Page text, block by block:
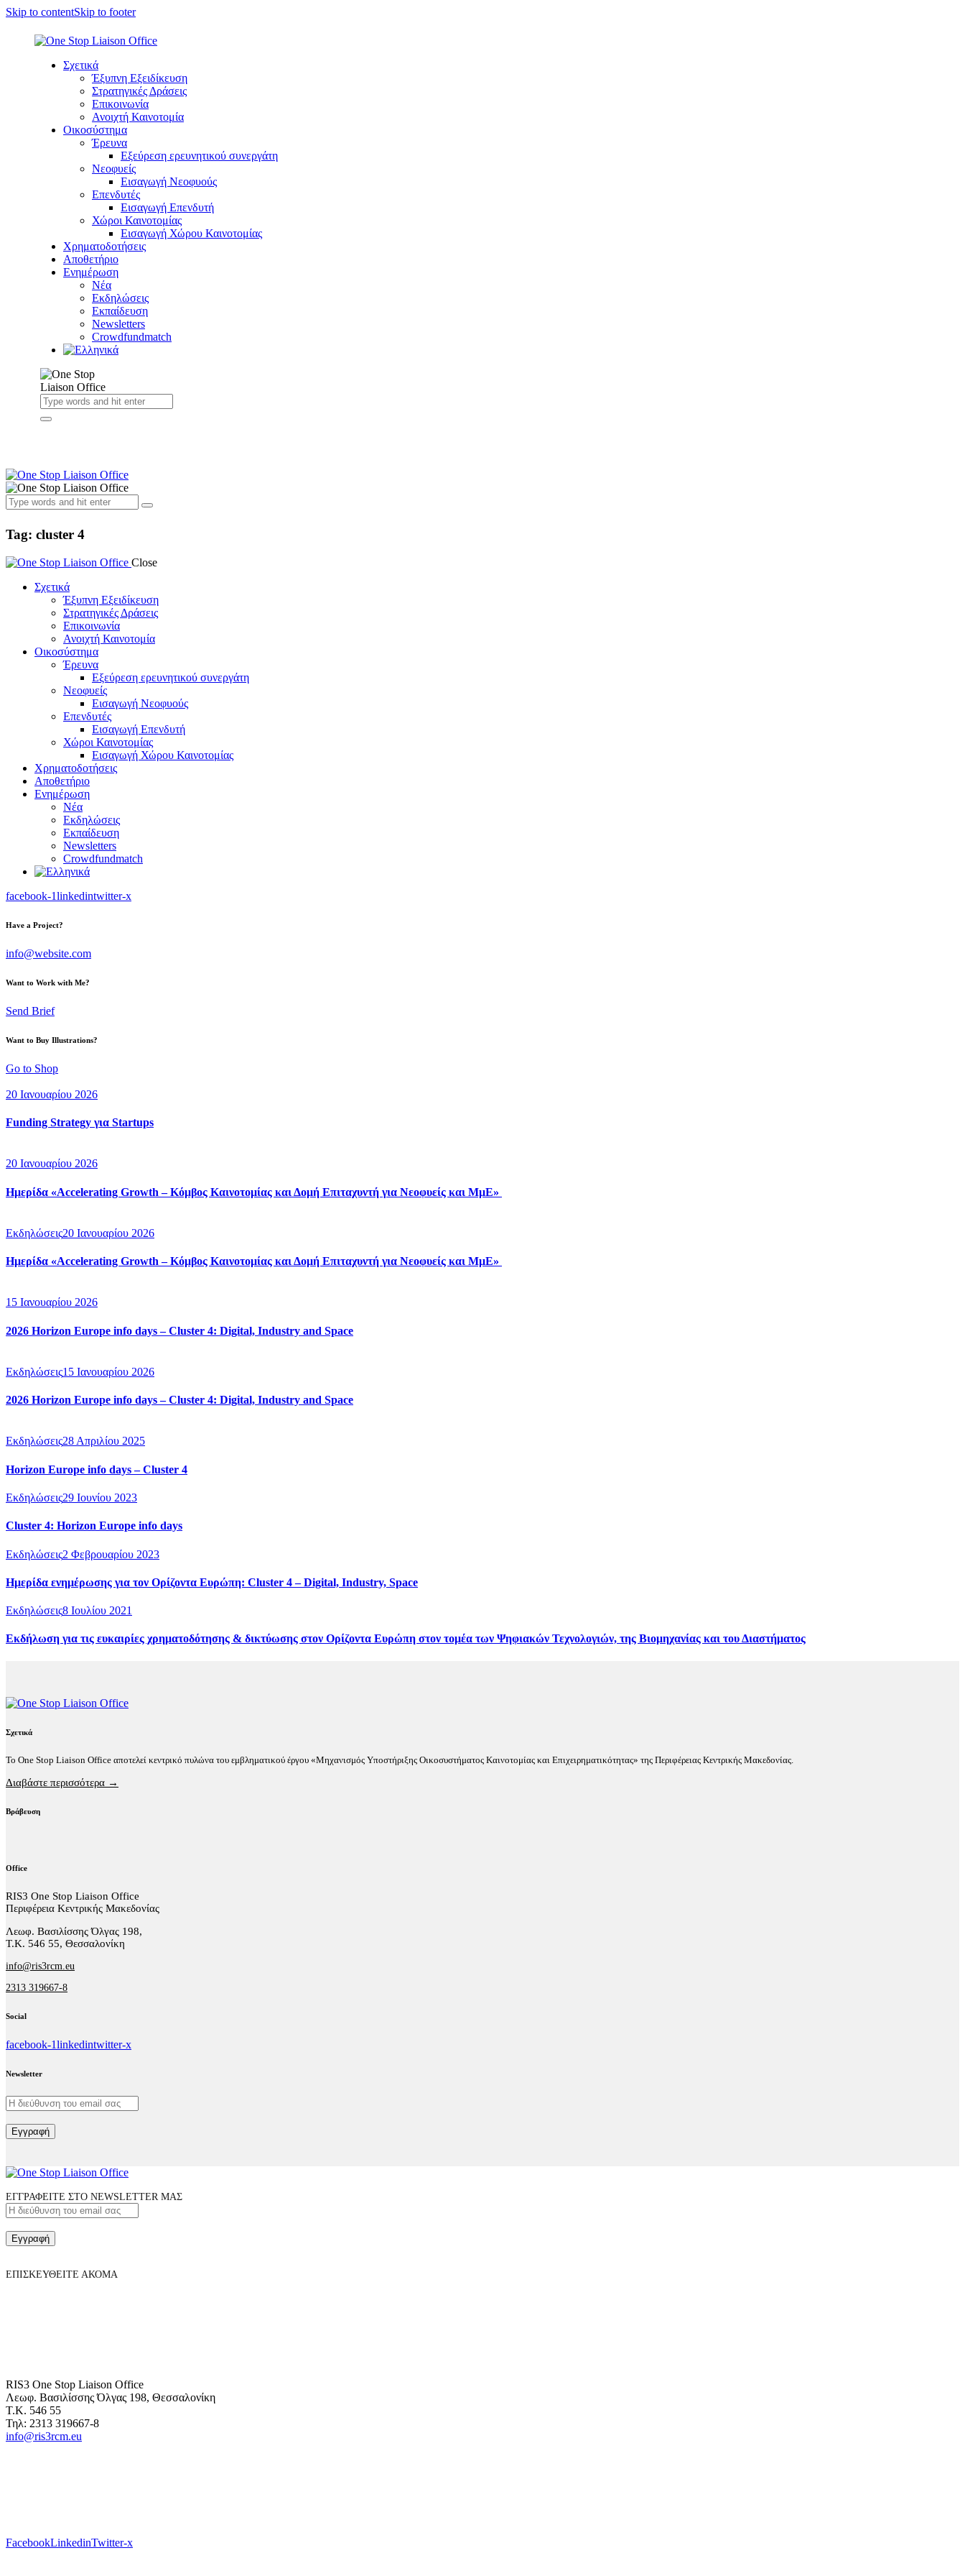
Skip to contentSkip to footer
Σχετικά
Έξυπνη Εξειδίκευση
Στρατηγικές Δράσεις
Επικοινωνία
Ανοιχτή Καινοτομία
Οικοσύστημα
Έρευνα
Εξεύρεση ερευνητικού συνεργάτη
Νεοφυείς
Εισαγωγή Νεοφυούς
Επενδυτές
Εισαγωγή Επενδυτή
Χώροι Καινοτομίας
Εισαγωγή Χώρου Καινοτομίας
Χρηματοδοτήσεις
Αποθετήριο
Ενημέρωση
Νέα
Εκδηλώσεις
Εκπαίδευση
Newsletters
Crowdfundmatch
Tag: cluster 4
Close
Σχετικά
Έξυπνη Εξειδίκευση
Στρατηγικές Δράσεις
Επικοινωνία
Ανοιχτή Καινοτομία
Οικοσύστημα
Έρευνα
Εξεύρεση ερευνητικού συνεργάτη
Νεοφυείς
Εισαγωγή Νεοφυούς
Επενδυτές
Εισαγωγή Επενδυτή
Χώροι Καινοτομίας
Εισαγωγή Χώρου Καινοτομίας
Χρηματοδοτήσεις
Αποθετήριο
Ενημέρωση
Νέα
Εκδηλώσεις
Εκπαίδευση
Newsletters
Crowdfundmatch
facebook-1linkedintwitter-x
Have a Project?
info@website.com
Want to Work with Me?
Send Brief
Want to Buy Illustrations?
Go to Shop
20 Ιανουαρίου 2026
Funding Strategy για Startups
20 Ιανουαρίου 2026
Ημερίδα «Accelerating Growth – Κόμβος Καινοτομίας και Δομή Επιταχυντή για Νεοφυείς και ΜμΕ»
Εκδηλώσεις20 Ιανουαρίου 2026
Ημερίδα «Accelerating Growth – Κόμβος Καινοτομίας και Δομή Επιταχυντή για Νεοφυείς και ΜμΕ»
15 Ιανουαρίου 2026
2026 Horizon Europe info days – Cluster 4: Digital, Industry and Space
Εκδηλώσεις15 Ιανουαρίου 2026
2026 Horizon Europe info days – Cluster 4: Digital, Industry and Space
Εκδηλώσεις28 Απριλίου 2025
Horizon Europe info days – Cluster 4
Εκδηλώσεις29 Ιουνίου 2023
Cluster 4: Horizon Europe info days
Εκδηλώσεις2 Φεβρουαρίου 2023
Ημερίδα ενημέρωσης για τον Ορίζοντα Ευρώπη: Cluster 4 – Digital, Industry, Space
Εκδηλώσεις8 Ιουλίου 2021
Εκδήλωση για τις ευκαιρίες χρηματοδότησης & δικτύωσης στον Ορίζοντα Ευρώπη στον τομέα των Ψηφιακών Τεχνολογιών, της Βιομηχανίας και του Διαστήματος
Σχετικά
Το One Stop Liaison Office αποτελεί κεντρικό πυλώνα του εμβληματικού έργου «Μηχανισμός Υποστήριξης Οικοσυστήματος Καινοτομίας και Επιχειρηματικότητας» της Περιφέρειας Κεντρικής Μακεδονίας.
Διαβάστε περισσότερα →
Βράβευση
Office
RIS3 One Stop Liaison Office
Περιφέρεια Κεντρικής Μακεδονίας
Λεωφ. Βασιλίσσης Όλγας 198,
Τ.Κ. 546 55, Θεσσαλονίκη
info@ris3rcm.eu
2313 319667-8
Social
facebook-1linkedintwitter-x
Newsletter
Εγγραφή
ΕΓΓΡΑΦΕΙΤΕ ΣΤΟ NEWSLETTER ΜΑΣ
Εγγραφή
ΕΠΙΣΚΕΥΘΕΙΤΕ ΑΚΟΜΑ
RIS3 One Stop Liaison Office
Λεωφ. Βασιλίσσης Όλγας 198, Θεσσαλονίκη
Τ.Κ. 546 55
Τηλ: 2313 319667-8
info@ris3rcm.eu
FacebookLinkedinTwitter-x